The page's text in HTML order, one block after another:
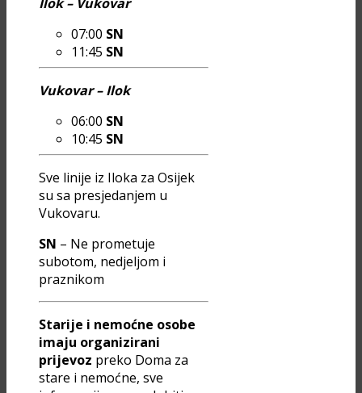
07:00 SN
11:45 SN
Vukovar – Ilok
06:00 SN
10:45 SN
Sve linije iz Iloka za Osijek
su sa presjedanjem u
Vukovaru.
SN – Ne prometuje
subotom, nedjeljom i
praznikom
Starije i nemoćne osobe
imaju organizirani
prijevoz preko Doma za
stare i nemoćne, sve